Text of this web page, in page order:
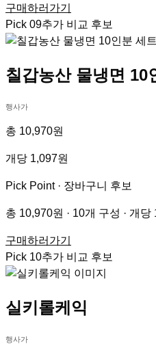
구매하러가기
Pick 09추가 비교 후보
칠갑농산 물냉면 10
행사가
총 10,970원
개당 1,097원
Pick Point · 장바구니 후보
총 10,970원 · 10개 구성 · 개당
구매하러가기
Pick 10추가 비교 후보
실키롤케익
행사가